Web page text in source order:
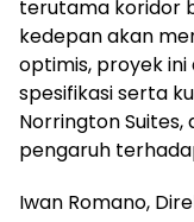
terutama koridor
kedepan akan
optimis, proyek ini
spesifikasi serta
Norrington
pengaruh
Iwan Romano,